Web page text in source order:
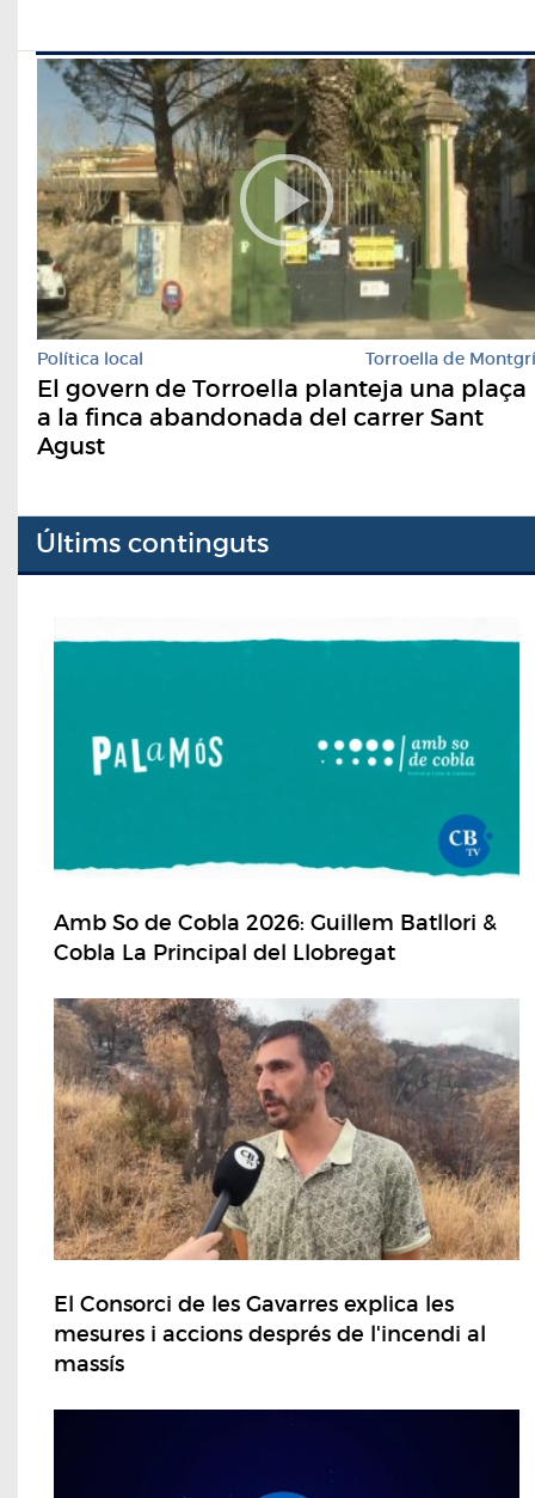
Política local Torroella de Montgrí
El govern de Torroella planteja una plaça
a la finca abandonada del carrer Sant
Agust
Últims continguts
Amb So de Cobla 2026: Guillem Batllori &
Cobla La Principal del Llobregat
El Consorci de les Gavarres explica les
mesures i accions després de l'incendi al
massís